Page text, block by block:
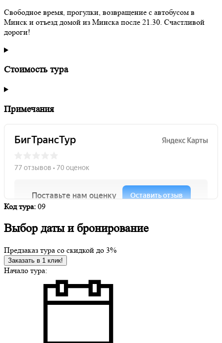
Свободное время, прогулки, возвращение с автобусом в
Минск и отъезд домой из Минска после 21.30. Счастливой
дороги!
Стоимость тура
Примечания
Код тура: 09
Выбор даты и бронирование
Предзаказ тура со скидкой до 3%
Заказать в 1 клик!
Начало тура: